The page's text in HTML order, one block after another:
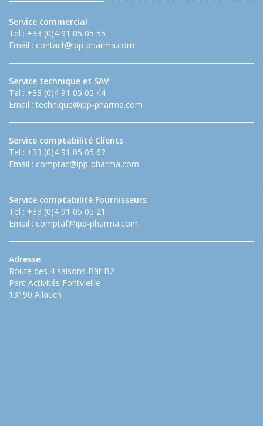
Service commercial
Tel : +33 (0)4 91 05 05 55
Email : contact@ipp-pharma.com
Service technique et SAV
Tel : +33 (0)4 91 05 05 44
Email : technique@ipp-pharma.com
Service comptabilité Clients
Tel : +33 (0)4 91 05 05 62
Email : comptac@ipp-pharma.com
Service comptabilité Fournisseurs
Tel : +33 (0)4 91 05 05 21
Email : comptaf@ipp-pharma.com
Adresse
Route des 4 saisons Bât B2
Parc Activités Fontvieille
13190 Allauch